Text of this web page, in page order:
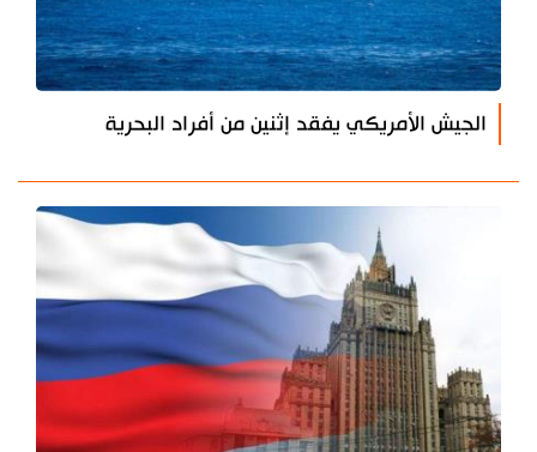
الجيش الأمريكي يفقد إثنين من أفراد البحرية